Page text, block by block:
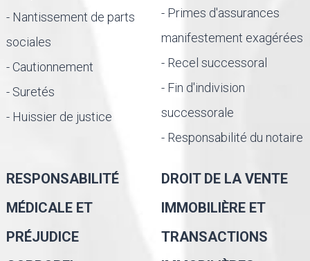
- Nantissement de parts
sociales
- Cautionnement
- Suretés
- Huissier de justice
- Primes d'assurances
manifestement exagérées
- Recel successoral
- Fin d'indivision
successorale
- Responsabilité du notaire
RESPONSABILITÉ
MÉDICALE ET
PRÉJUDICE
DROIT DE LA VENTE
IMMOBILIÈRE ET
TRANSACTIONS